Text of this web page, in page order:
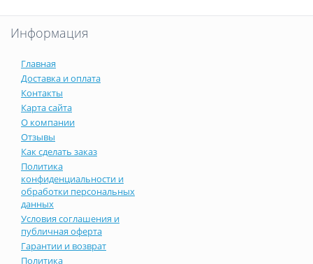
Информация
Главная
Доставка и оплата
Контакты
Карта сайта
О компании
Отзывы
Как сделать заказ
Политика
конфиденциальности и
обработки персональных
данных
Условия соглашения и
публичная оферта
Гарантии и возврат
Политика